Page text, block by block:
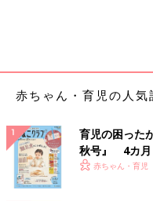
赤ちゃん・育児の人気
育児の困った
秋号』 4カ月
いっぱい！
赤ちゃん・育児